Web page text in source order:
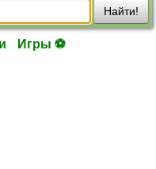
Найти!
Игры ⚽